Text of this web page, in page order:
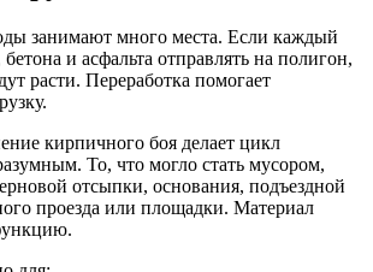
занимают много места. Если каждый
и асфальта отправлять на полигон,
расти. Переработка помогает
кирпичного боя делает цикл
То, что могло стать мусором,
отсыпки, основания, подъездной
проезда или площадки. Материал